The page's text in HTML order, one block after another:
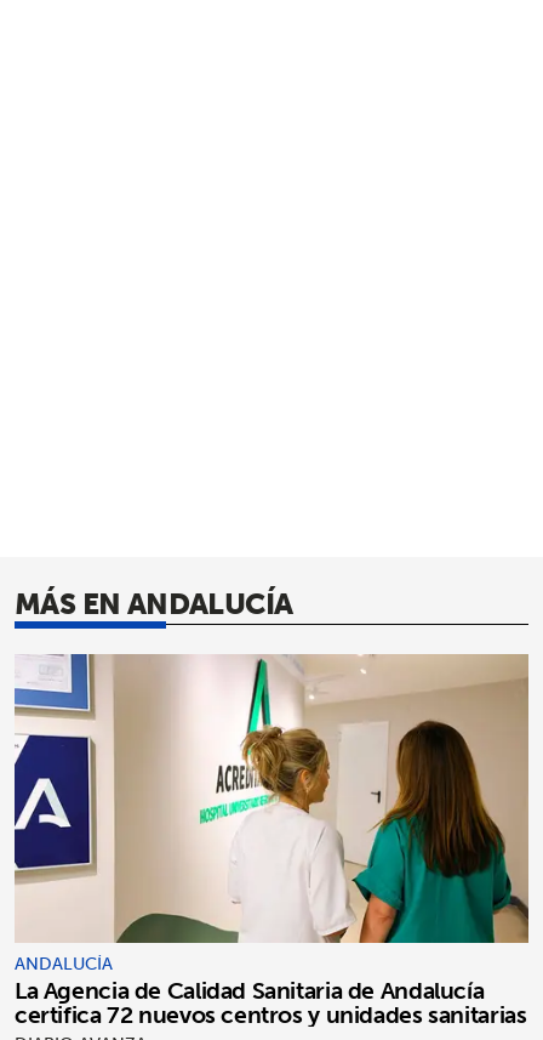
MÁS EN ANDALUCÍA
ANDALUCÍA
La Agencia de Calidad Sanitaria de Andalucía
certifica 72 nuevos centros y unidades sanitarias